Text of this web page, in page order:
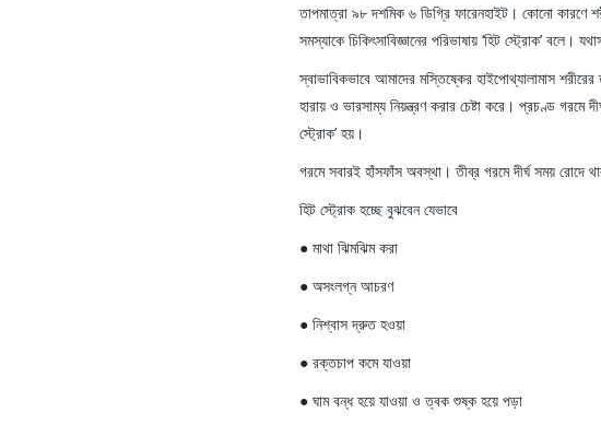
তাপমাত্রা ৯৮ দশমিক ৬ ডিগ্রি ফারেনহাইট। কোনো কারণে
সমস্যাকে চিকিৎসাবিজ্ঞানের পরিভাষায় ‘হিট স্ট্রোক’ বলে।
স্বাভাবিকভাবে আমাদের মস্তিষ্কের হাইপোথ্যালামাস
হারায় ও ভারসাম্য নিয়ন্ত্রণ করার চেষ্টা করে। প্রচণ্ড গরমে
স্ট্রোক’ হয়।
গরমে সবারই হাঁসফাঁস অবস্থা। তীব্র গরমে দীর্ঘ সময় রোদে
হিট স্ট্রোক হচ্ছে বুঝবেন যেভাবে
● মাথা ঝিমঝিম করা
● অসংলগ্ন আচরণ
● নিশ্বাস দ্রুত হওয়া
● রক্তচাপ কমে যাওয়া
● ঘাম বন্ধ হয়ে যাওয়া ও ত্বক শুষ্ক হয়ে পড়া